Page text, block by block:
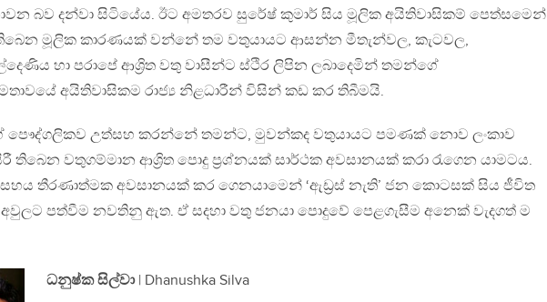
බව දන්වා සිටියේය. ඊට අමතරව සුරේෂ් කුමාර් සිය මූලික අයිතිවාසිකම් පෙත්සමෙන්
මූලික කාරණයක් වන්නේ තම වතුයායට ආසන්න මීතැන්වල, කැටවල,
හා පරාපේ ආශ්‍රිත වතු වාසීන්ට ස්ථිර ලිපින ලබාදෙමින් තමන්ගේ
අයිතිවාසිකම රාජ්‍ය නිළධාරීන් විසින් කඩ කර තිබීමයි.
පෞද්ගලිකව උත්සහ කරන්නේ තමන්ට, මුවන්කද වතුයායට පමණක් නොව ලංකාව
තිබෙන වතුගම්මාන ආශ්‍රිත පොදු ප්‍රශ්නයක් සාර්ථක අවසානයක් කරා රැගෙන යාමටය.
තීරණාත්මක අවසානයක් කර ගෙනයාමෙන් ‘ඇඩ්‍රස් නැති’ ජන කොටසක් සිය ජීවිත
පත්වීම නවතිනු ඇත. ඒ සදහා වතු ජනයා පොදුවේ පෙළගැසීම අනෙක් වැදගත් ම
ධනුෂ්ක සිල්වා | Dhanushka Silva